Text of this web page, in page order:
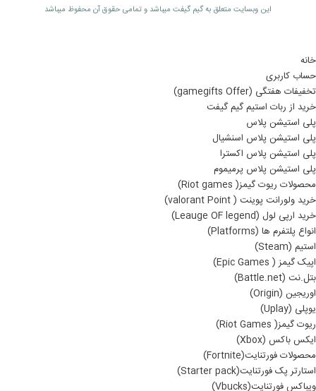
اين وبسايت متعلق به گیم گیفت ميباشد و تمامی حقوق آن محفوظ ميباشد
خانه
حساب کاربری
تخفیفات هفتگی (gamegifts Offer)
خرید از ربات استیم گیم گیفت
پلی استیشن پلاس
پلی استیشن پلاس اسنشیال
پلی استیشن پلاس اکسترا
پلی استیشن پلاس پرمیموم
محصولات ریوت گیمز( Riot games)
خرید ولورانت پوینت ( valorant Point)
خرید ارپی لول (Leauge OF legend)
انواع پلتفرم ها (Platforms)
استیم (Steam)
اپیک گیمز ( Epic Games)
بتل.نت (Battle.net)
اوریجین (Origin)
یوپلی (Uplay)
ریوت گیمز( Riot Games)
ایکس باکس (Xbox)
محصولات فورتنایت(Fortnite)
استارتر پک فورتنایت(Starter pack)
ویباکس فورتنایت(Vbucks)